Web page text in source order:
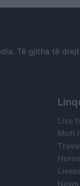
Të gjitha të
Live
Moti
Travel